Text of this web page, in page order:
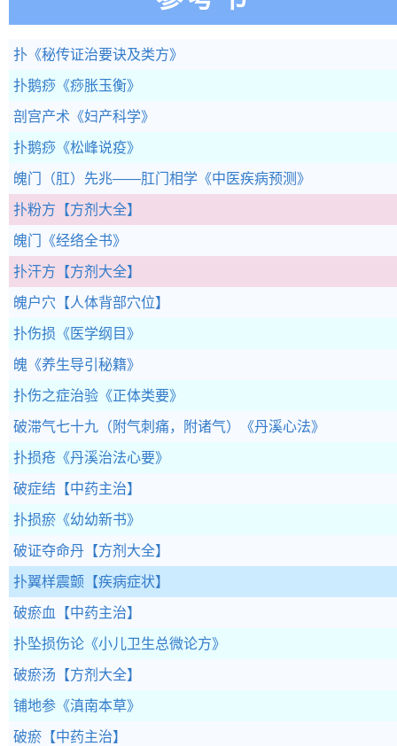
扑 《秘传证治要诀及类方》
扑鹅痧 《痧胀玉衡》
剖宫产术 《妇产科学》
扑鹅痧 《松峰说疫》
魄门（肛）先兆——肛门相学 《中医疾病预测》
扑粉方 【方剂大全】
魄门 《经络全书》
扑汗方 【方剂大全】
魄户穴 【人体背部穴位】
扑伤损 《医学纲目》
魄 《养生导引秘籍》
扑伤之症治验 《正体类要》
破滞气七十九（附气刺痛，附诸气） 《丹溪心法》
扑损疮 《丹溪治法心要》
破症结 【中药主治】
扑损瘀 《幼幼新书》
破证夺命丹 【方剂大全】
扑翼样震颤 【疾病症状】
破瘀血 【中药主治】
扑坠损伤论 《小儿卫生总微论方》
破瘀汤 【方剂大全】
铺地参 《滇南本草》
破瘀 【中药主治】